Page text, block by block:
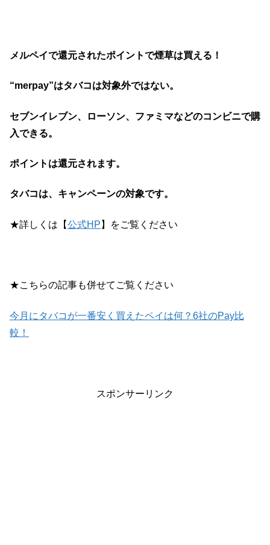
メルペイで還元されたポイントで煙草は買える！
“merpay”はタバコは対象外ではない。
セブンイレブン、ローソン、ファミマなどのコンビニで購
入できる。
ポイントは還元されます。
タバコは、キャンペーンの対象です。
★詳しくは【公式HP 】をご覧ください
★こちらの記事も併せてご覧ください
今月にタバコが一番安く買えたペイは何？6社のPay比
較！
スポンサーリンク